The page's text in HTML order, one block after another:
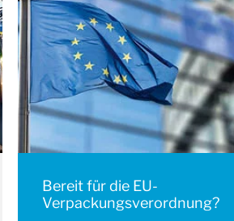
Bereit für die EU-
Verpackungsverordnung?